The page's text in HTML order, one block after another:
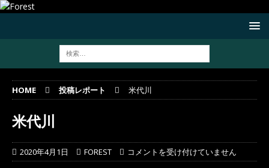
HOME 投稿レポート 米代川
米代川
2020年4月1日 FOREST コメントを受け付けていません